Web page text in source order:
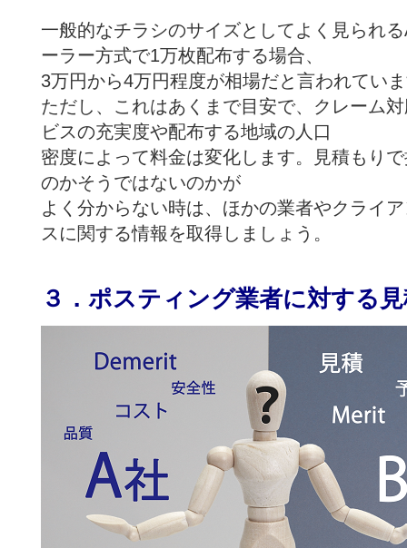
一般的なチラシのサイズとしてよく見られ
ーラー方式で1万枚配布する場合、
3万円から4万円程度が相場だと言われてい
ただし、これはあくまで目安で、クレーム
ビスの充実度や配布する地域の人口
密度によって料金は変化します。見積もり
のかそうではないのかが
よく分からない時は、ほかの業者やクライ
スに関する情報を取得しましょう。
３．ポスティング業者に対する